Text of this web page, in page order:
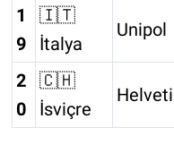
1
9
🇮🇹
İtalya
Unipol
2
0
🇨🇭
İsviçre